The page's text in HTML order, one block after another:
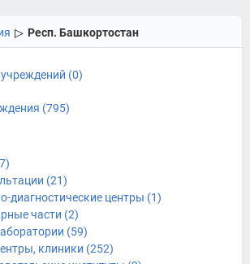
▷ Респ. Башкортостан
(0)
(795)
(21)
диагностические центры (1)
части (2)
(59)
клиники (252)